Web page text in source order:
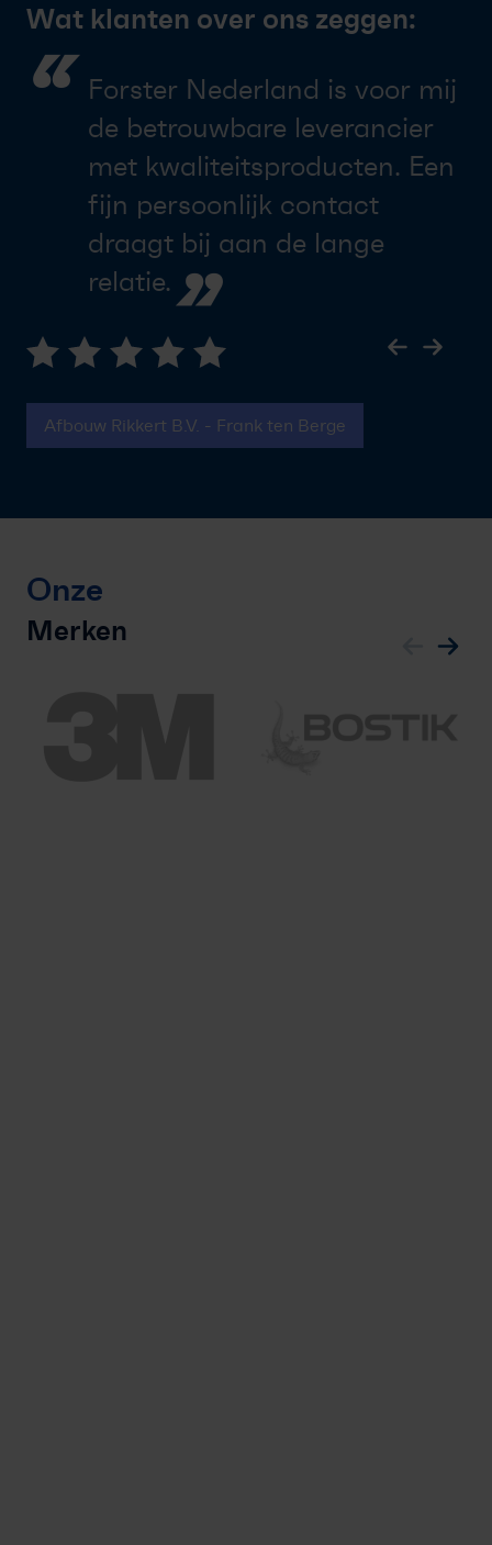
Wat klanten over ons zeggen:
“ Forster Nederland is voor mij
de betrouwbare leverancier
met kwaliteitsproducten. Een
fijn persoonlijk contact
draagt bij aan de lange
relatie. ”
Afbouw Rikkert B.V. - Frank ten Berge
Onze
Merken